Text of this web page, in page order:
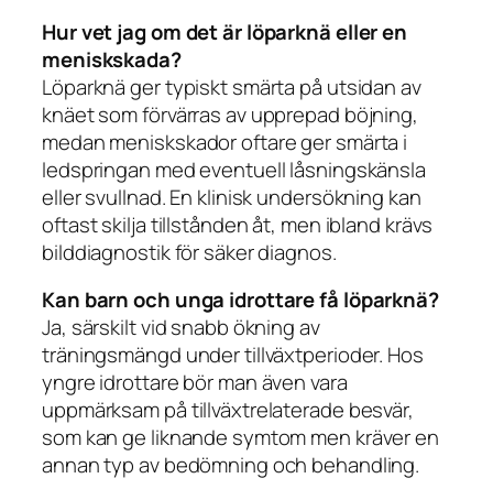
Hur vet jag om det är löparknä eller en
meniskskada?
Löparknä ger typiskt smärta på utsidan av
knäet som förvärras av upprepad böjning,
medan meniskskador oftare ger smärta i
ledspringan med eventuell låsningskänsla
eller svullnad. En klinisk undersökning kan
oftast skilja tillstånden åt, men ibland krävs
bilddiagnostik för säker diagnos.
Kan barn och unga idrottare få löparknä?
Ja, särskilt vid snabb ökning av
träningsmängd under tillväxtperioder. Hos
yngre idrottare bör man även vara
uppmärksam på tillväxtrelaterade besvär,
som kan ge liknande symtom men kräver en
annan typ av bedömning och behandling.